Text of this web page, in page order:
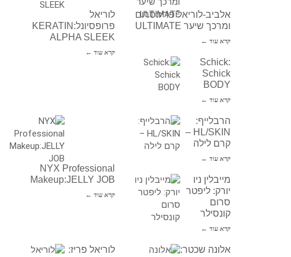
לוריאל
פרופסיונל:KERATIN
ALPHA SLEEK
קרא עוד ←
אלביב-לוריאל פריז:סרום
ומרכך שיער ULTIMATE
קרא עוד ←
Schick:
Schick
BODY
קרא עוד ←
NYX Professional
Makeup:JELLY JOB
קרא עוד ←
הרבלייף:
HL/SKIN –
קרם לילה
קרא עוד ←
מייבלין ניו
יורק: ליפטר
סרום
קונסילר
קרא עוד ←
לוריאל פריז:
אלונה שכטר: